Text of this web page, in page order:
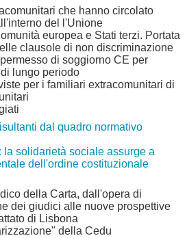
che hanno circolato
del l'Unione
europea e Stati terzi. Portata
clausole di non discriminazione
di soggiorno CE per
lungo periodo
per i familiari extracomunitari di
dal quadro normativo
la solidarietà sociale assurge a
dell'ordine costituzionale
della Carta, dall'opera di
dei giudici alle nuove prospettive
di Lisbona
della Cedu